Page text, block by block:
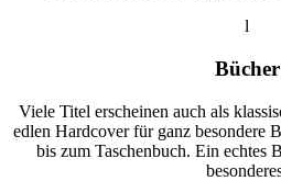
l
Bücher
Viele Titel erscheinen auch als
edlen Hardcover für ganz besondere
bis zum Taschenbuch. Ein echtes